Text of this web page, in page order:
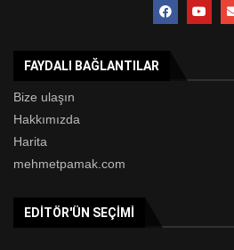
FAYDALI BAĞLANTILAR
Bize ulaşın
Hakkımızda
Harita
mehmetpamak.com
EDITÖR'ÜN SEÇIMI